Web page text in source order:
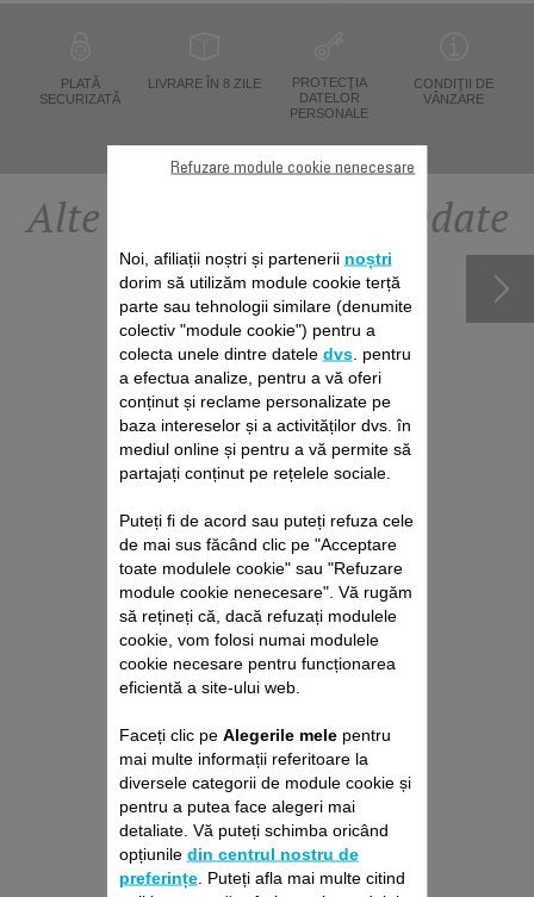
PLATĂ
SECURIZATĂ
LIVRARE ÎN 8 ZILE
PROTECŢIA
DATELOR
PERSONALE
CONDIŢII DE
VÂNZARE
Alte accesorii recomandate
PACHET DE REPARAȚII
ASPIRATOR VERTICAL
ROWENTA
Fără deviz, fără surprize
Prelungire cu 6 luni a garanției!
429,00 RON
Adaugă în coş
Noi, afiliații noștri și partenerii noștri
dorim să utilizăm module cookie terță
parte sau tehnologii similare (denumite
colectiv "module cookie") pentru a
colecta unele dintre datele dvs. pentru
a efectua analize, pentru a vă oferi
conținut și reclame personalizate pe
baza intereselor și a activităților dvs. în
mediul online și pentru a vă permite să
partajați conținut pe rețelele sociale.
Puteți fi de acord sau puteți refuza cele
de mai sus făcând clic pe "Acceptare
toate modulele cookie" sau "Refuzare
module cookie nenecesare". Vă rugăm
să rețineți că, dacă refuzați modulele
cookie, vom folosi numai modulele
cookie necesare pentru funcționarea
eficientă a site-ului web.
Faceți clic pe Alegerile melepentru
mai multe informații referitoare la
diversele categorii de module cookie și
pentru a putea face alegeri mai
detaliate. Vă puteți schimba oricând
opțiunile din centrul nostru de
preferințe. Puteți afla mai multe citind
Refuzare module cookie nenecesare